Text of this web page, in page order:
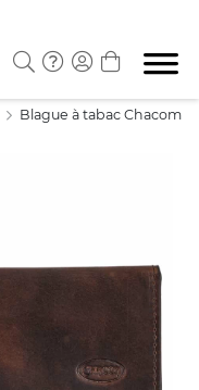
Blague à tabac Chacom